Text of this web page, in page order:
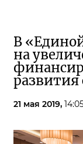
В
на
развития
21 мая 2019,